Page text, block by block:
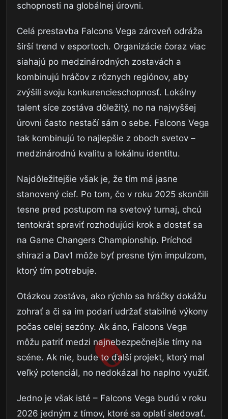
schopnosti na globálnej úrovni.
Celá prestavba Falcons Vega zároveň odráža
širší trend v esportoch. Organizácie čoraz viac
siahajú po medzinárodných zostavách a
kombinujú hráčov z rôznych regiónov, aby
zvýšili svoju konkurencieschopnosť. Lokálny
talent síce zostáva dôležitý, no na najvyššej
úrovni často nestačí sám o sebe. Falcons Vega
tak kombinujú to najlepšie z oboch svetov –
medzinárodnú kvalitu a lokálnu identitu.
Najdôležitejšie však je, že tím má jasne
stanovený cieľ. Po tom, čo v roku 2025 skončili
tesne pred postupom na svetový turnaj, chcú
tentokrát spraviť rozhodujúci krok a dostať sa
na Game Changers Championship. Príchod
shirazi a Dav1 môže byť presne tým impulzom,
ktorý tím potrebuje.
Otázkou zostáva, ako rýchlo sa hráčky dokážu
zohrať a či sa im podarí udržať stabilné výkony
počas celej sezóny. Ak áno, Falcons Vega
môžu patriť medzi najnebezpečnejšie tímy na
scéne. Ak nie, bude to ďalší projekt, ktorý mal
veľký potenciál, no nedokázal ho naplno využiť.
Jedno je však isté – Falcons Vega budú v roku
2026 jedným z tímov, ktoré sa oplatí sledovať.